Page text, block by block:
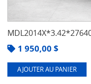
1 950,00 $
AJOUTER AU PANIER